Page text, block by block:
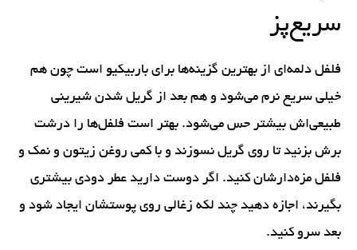
سریع‌پز
فلفل دلمه‌ای از بهترین گزینه‌ها برای باربیکیو است چون هم
خیلی سریع نرم می‌شود و هم بعد از گریل شدن شیرینی
طبیعی‌اش بیشتر حس می‌شود. بهتر است فلفل‌ها را درشت
برش بزنید تا روی گریل نسوزند و با کمی روغن زیتون و نمک و
فلفل مزه‌دارشان کنید. اگر دوست دارید عطر دودی بیشتری
بگیرند، اجازه دهید چند لکه زغالی روی پوستشان ایجاد شود و
بعد سرو کنید.